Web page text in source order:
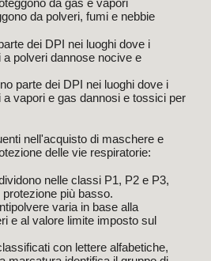
da gas e vapori
da polveri, fumi e nebbie
dei DPI nei luoghi dove i
polveri dannose nocive e
parte dei DPI nei luoghi dove i
vapori e gas dannosi e tossici per
nell'acquisto di maschere e
delle vie respiratorie:
nelle classi P1, P2 e P3,
più basso.
varia in base alla
e al valore limite imposto sul
con lettere alfabetiche,